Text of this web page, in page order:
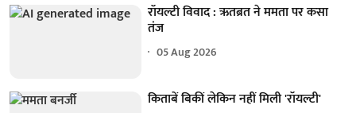
रॉयल्टी विवाद : ऋतब्रत ने ममता पर कसा
तंज
05 Aug 2026
किताबें बिकीं लेकिन नहीं मिली 'रॉयल्टी'